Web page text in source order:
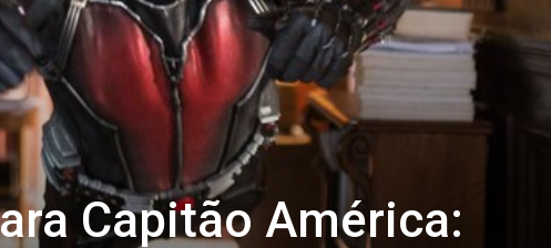
Capitão América: